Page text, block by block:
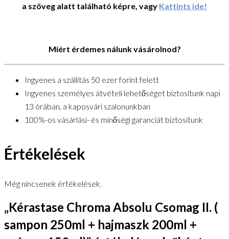
a szöveg alatt található képre, vagy Kattints ide!
Miért érdemes nálunk vásárolnod?
Ingyenes a szállítás 50 ezer forint felett
Ingyenes személyes átvételi lehetőséget biztosítunk napi
13 órában, a kaposvári szalonunkban
100%-os vásárlási- és minőségi garanciát biztosítunk
Értékelések
Még nincsenek értékelések.
„Kérastase Chroma Absolu Csomag II. (
sampon 250ml + hajmaszk 200ml +